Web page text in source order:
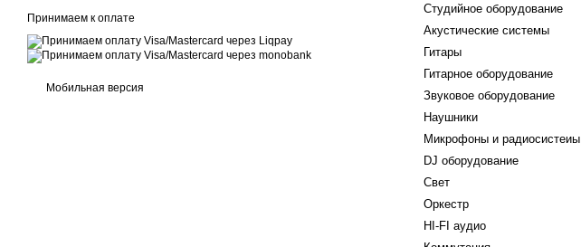
Принимаем к оплате
Мобильная версия
Студийное оборудование
Акустические системы
Гитары
Гитарное оборудование
Звуковое оборудование
Наушники
Микрофоны и радиосистеиы
DJ оборудование
Свет
Оркестр
HI-FI аудио